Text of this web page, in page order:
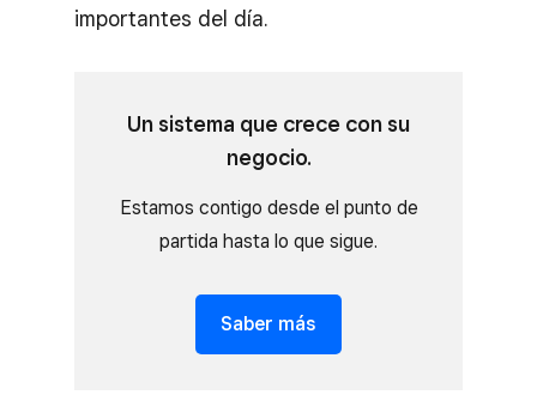
importantes del día.
Un sistema que crece con su
negocio.
Estamos contigo desde el punto de
partida hasta lo que sigue.
Saber más